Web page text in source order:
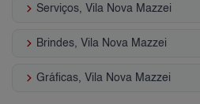
keyboard_arrow_right Serviços, Vila Nova Mazzei
keyboard_arrow_right Brindes, Vila Nova Mazzei
keyboard_arrow_right Gráficas, Vila Nova Mazzei